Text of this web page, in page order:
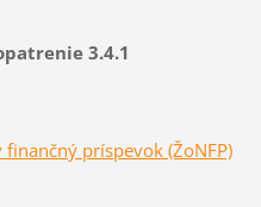
3.4.1
príspevok (ŽoNFP)